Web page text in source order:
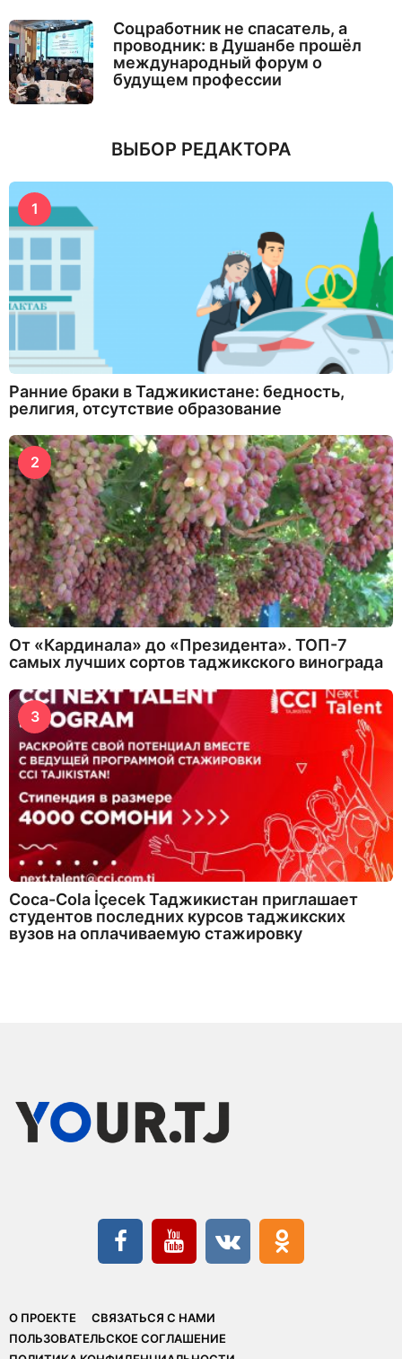
Соцработник не спасатель, а
проводник: в Душанбе прошёл
международный форум о
будущем профессии
ВЫБОР РЕДАКТОРА
1
Ранние браки в Таджикистане: бедность,
религия, отсутствие образование
2
От «Кардинала» до «Президента». ТОП-7
самых лучших сортов таджикского винограда
3
Coca-Cola İçecek Таджикистан приглашает
студентов последних курсов таджикских
вузов на оплачиваемую стажировку
О ПРОЕКТЕ
СВЯЗАТЬСЯ С НАМИ
ПОЛЬЗОВАТЕЛЬСКОЕ СОГЛАШЕНИЕ